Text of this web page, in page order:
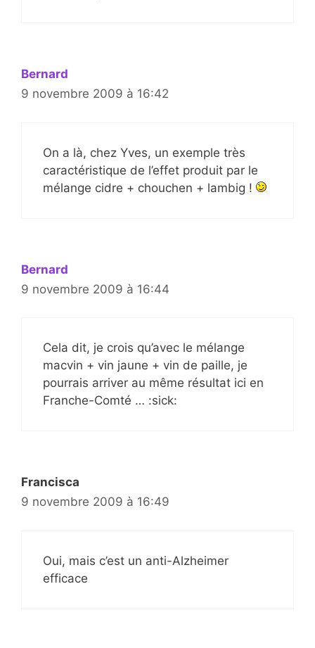
Bernard
9 novembre 2009 à 16:42
On a là, chez Yves, un exemple très
caractéristique de l’effet produit par le
mélange cidre + chouchen + lambig !
Bernard
9 novembre 2009 à 16:44
Cela dit, je crois qu’avec le mélange
macvin + vin jaune + vin de paille, je
pourrais arriver au même résultat ici en
Franche-Comté … :sick:
Francisca
9 novembre 2009 à 16:49
Oui, mais c’est un anti-Alzheimer
efficace